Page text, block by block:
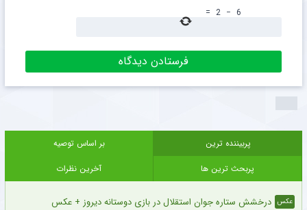
6
−
2
=
پربیننده ترین
بر اساس توصیه
پربحث ترین ها
آخرین نظرات
عکس درخشش ستاره جوان استقلال در بازی دوستانه دیروز + عکس